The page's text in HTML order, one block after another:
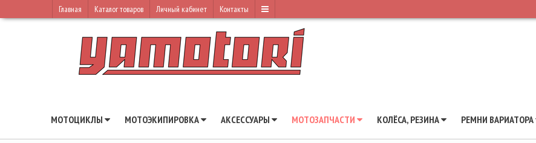
Главная Каталог товаров Личный кабинет Контакты
МОТОЦИКЛЫ МОТОЭКИПИРОВКА АКСЕССУАРЫ МОТОЗАПЧАСТИ КОЛЁСА, РЕЗИНА РЕМНИ ВАРИАТОРА